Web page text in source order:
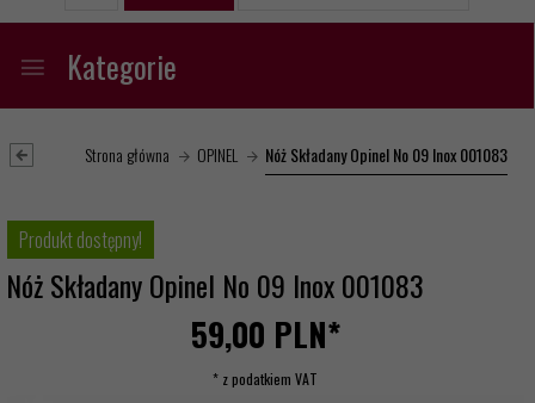
Kategorie
Strona główna OPINEL Nóż Składany Opinel No 09 Inox 001083
Produkt dostępny!
Nóż Składany Opinel No 09 Inox 001083
59,00 PLN*
* z podatkiem VAT